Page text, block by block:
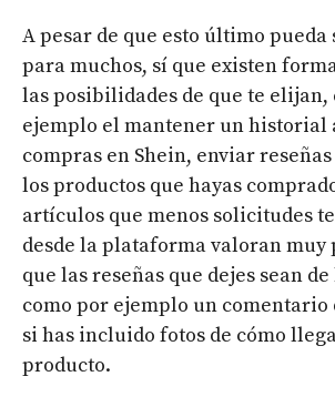
A pesar de que esto último pueda
para muchos, sí que existen
las posibilidades de que te elijan,
ejemplo el mantener un historial
compras en Shein, enviar
los productos que hayas
artículos que menos solicitudes
desde la plataforma valoran muy
que las reseñas que dejes sean
como por ejemplo un comentario
si has incluido fotos de cómo
producto.